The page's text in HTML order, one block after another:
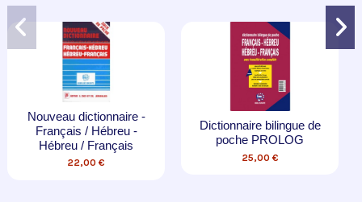
-
/ Hébreu -
/ Français
Dictionnaire bilingue de
poche PROLOG
La Méthode
Série